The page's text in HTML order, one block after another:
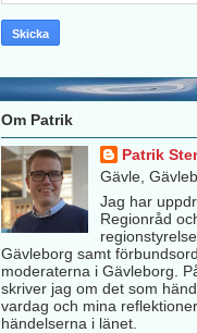
Om Patrik
Patrik
Gävle,
Jag har
Regionråd
Gävleborg samt
moderaterna i Gävleborg.
skriver jag om det som
vardag och mina
händelserna i länet.